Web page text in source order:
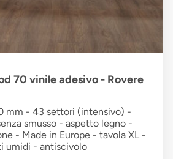
70 vinile adesivo - Rovere
mm - 43 settori (intensivo) -
smusso - aspetto legno -
- Made in Europe - tavola XL -
umidi - antiscivolo